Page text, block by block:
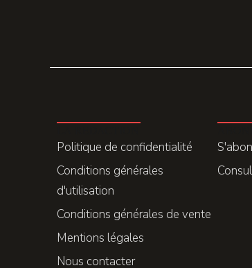
Politique de confidentialité
Conditions générales
d'utilisation
Conditions générales de vente
Mentions légales
Nous contacter